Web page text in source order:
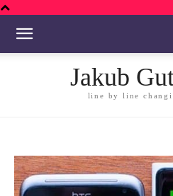
Jakub
line by line